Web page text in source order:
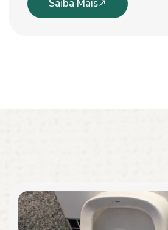
Saiba Mais